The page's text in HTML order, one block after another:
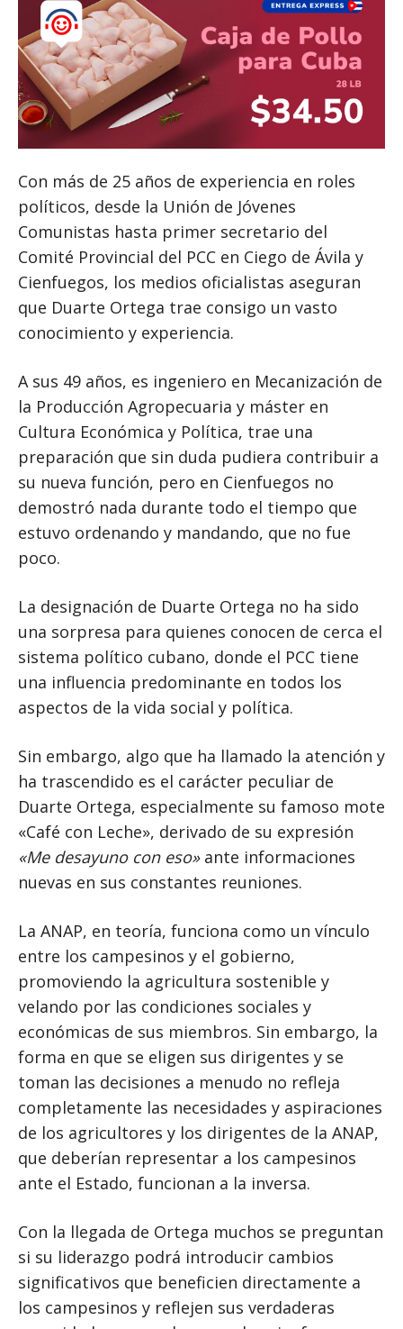
Con más de 25 años de experiencia en roles
políticos, desde la Unión de Jóvenes
Comunistas hasta primer secretario del
Comité Provincial del PCC en Ciego de Ávila y
Cienfuegos, los medios oficialistas aseguran
que Duarte Ortega trae consigo un vasto
conocimiento y experiencia.
A sus 49 años, es ingeniero en Mecanización de
la Producción Agropecuaria y máster en
Cultura Económica y Política, trae una
preparación que sin duda pudiera contribuir a
su nueva función, pero en Cienfuegos no
demostró nada durante todo el tiempo que
estuvo ordenando y mandando, que no fue
poco.
La designación de Duarte Ortega no ha sido
una sorpresa para quienes conocen de cerca el
sistema político cubano, donde el PCC tiene
una influencia predominante en todos los
aspectos de la vida social y política.
Sin embargo, algo que ha llamado la atención y
ha trascendido es el carácter peculiar de
Duarte Ortega, especialmente su famoso mote
«Café con Leche», derivado de su expresión
«Me desayuno con eso»ante informaciones
nuevas en sus constantes reuniones.
La ANAP, en teoría, funciona como un vínculo
entre los campesinos y el gobierno,
promoviendo la agricultura sostenible y
velando por las condiciones sociales y
económicas de sus miembros. Sin embargo, la
forma en que se eligen sus dirigentes y se
toman las decisiones a menudo no refleja
completamente las necesidades y aspiraciones
de los agricultores y los dirigentes de la ANAP,
que deberían representar a los campesinos
ante el Estado, funcionan a la inversa.
Con la llegada de Ortega muchos se preguntan
si su liderazgo podrá introducir cambios
significativos que beneficien directamente a
los campesinos y reflejen sus verdaderas